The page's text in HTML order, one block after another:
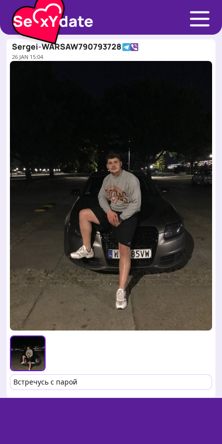
Sergei-WARSAW790793728
26 JAN 15:04
Встречусь с парой